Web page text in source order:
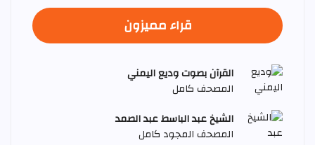
قراء مميزون
القرآن بصوت وديع اليمني
المصحف كامل
الشيخ عبد الباسط عبد الصمد
المصحف المجود كامل